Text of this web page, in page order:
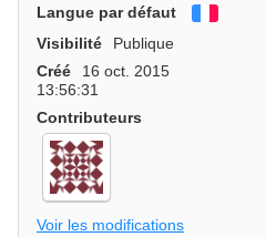
Langue par défaut
Visibilité
Publique
Créé
16 oct. 2015
13:56:31
Contributeurs
Voir les modifications